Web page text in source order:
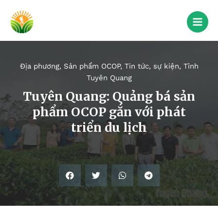
Địa phương, Sản phẩm OCOP, Tin tức, sự kiện, Tỉnh
Tuyên Quang
Tuyên Quang: Quảng bá sản
phẩm OCOP gắn với phát
triển du lịch